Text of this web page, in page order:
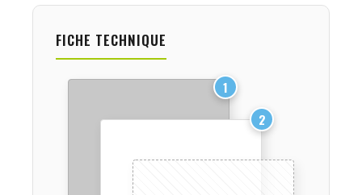
FICHE TECHNIQUE
1
2